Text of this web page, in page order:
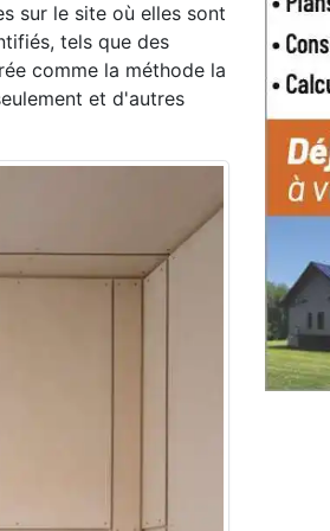
sur le site où elles sont
tels que des
comme la méthode la
et d'autres